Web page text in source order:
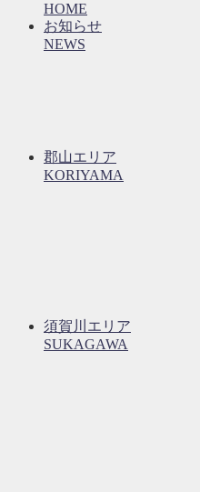
HOME
お知らせ
NEWS
郡山エリア
KORIYAMA
須賀川エリア
SUKAGAWA